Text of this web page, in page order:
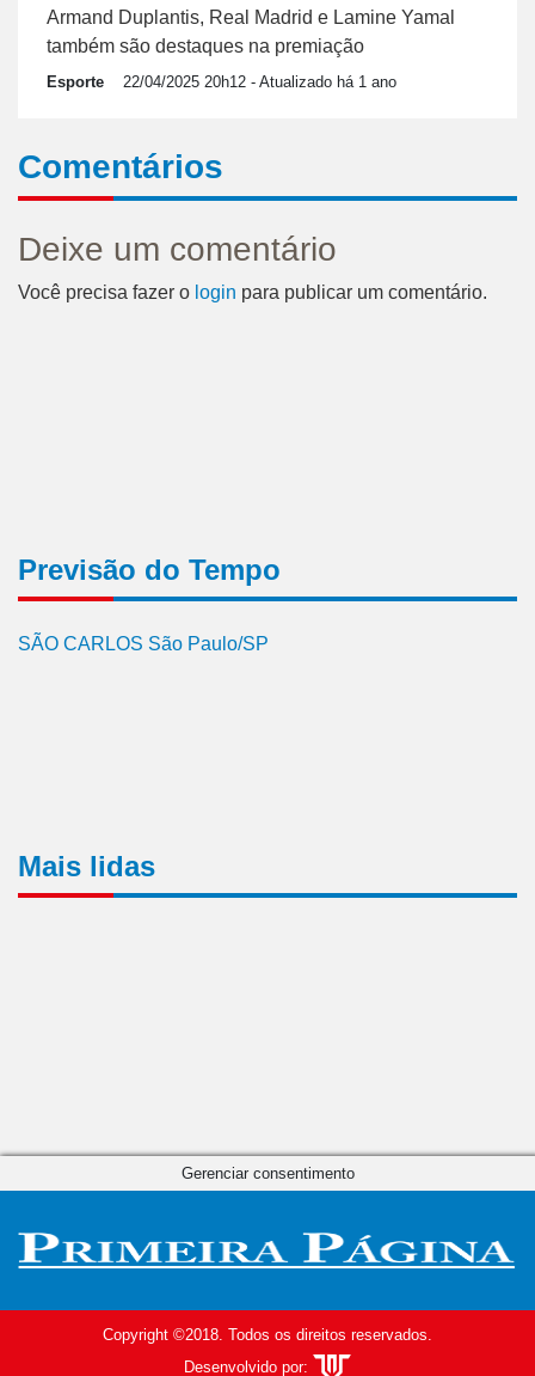
Armand Duplantis, Real Madrid e Lamine Yamal
também são destaques na premiação
Esporte 22/04/2025 20h12 - Atualizado há 1 ano
Comentários
Deixe um comentário
Você precisa fazer o login para publicar um comentário.
Previsão do Tempo
SÃO CARLOS São Paulo/SP
Mais lidas
Copyright ©2018. Todos os direitos reservados.
Desenvolvido por:
Gerenciar consentimento